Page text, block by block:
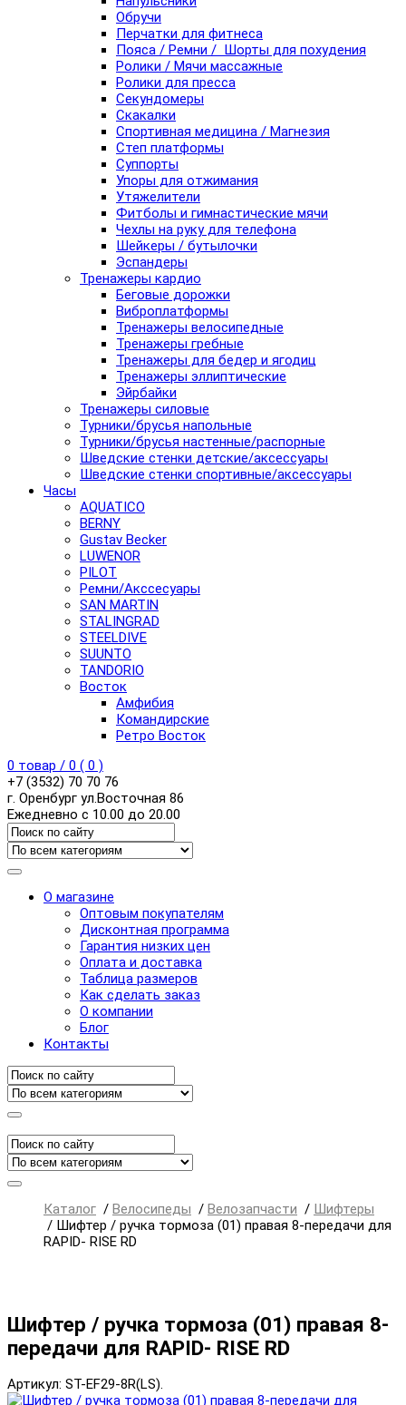
Обручи
Перчатки для фитнеса
Пояса / Ремни / Шорты для похудения
Ролики / Мячи массажные
Ролики для пресса
Секундомеры
Скакалки
Спортивная медицина / Магнезия
Степ платформы
Суппорты
Упоры для отжимания
Утяжелители
Фитболы и гимнастические мячи
Чехлы на руку для телефона
Шейкеры / бутылочки
Эспандеры
Тренажеры кардио
Беговые дорожки
Виброплатформы
Тренажеры велосипедные
Тренажеры гребные
Тренажеры для бедер и ягодиц
Тренажеры эллиптические
Эйрбайки
Тренажеры силовые
Турники/брусья напольные
Турники/брусья настенные/распорные
Шведские стенки детские/аксессуары
Шведские стенки спортивные/аксессуары
Часы
AQUATICO
BERNY
Gustav Becker
LUWENOR
PILOT
Pемни/Акссесуары
SAN MARTIN
STALINGRAD
STEELDIVE
SUUNTO
TANDORIO
Восток
Амфибия
Командирские
Ретро Восток
0 товар / 0 ( 0 )
+7 (3532) 70 70 76
г. Оренбург ул.Восточная 86
Ежедневно с 10.00 до 20.00
О магазине
Оптовым покупателям
Дисконтная программа
Гарантия низких цен
Оплата и доставка
Таблица размеров
Как сделать заказ
О компании
Блог
Контакты
Каталог / Велосипеды / Велозапчасти / Шифтеры
/ Шифтер / ручка тормоза (01) правая 8-передачи для
RAPID- RISE RD
Шифтер / ручка тормоза (01) правая 8-
передачи для RAPID- RISE RD
Артикул: ST-EF29-8R(LS).